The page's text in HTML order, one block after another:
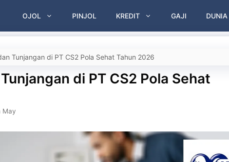
OJOL PINJOL KREDIT GAJI DUNIA
Tunjangan di PT CS2 Pola Sehat Tahun 2026
di PT CS2 Pola Sehat
May